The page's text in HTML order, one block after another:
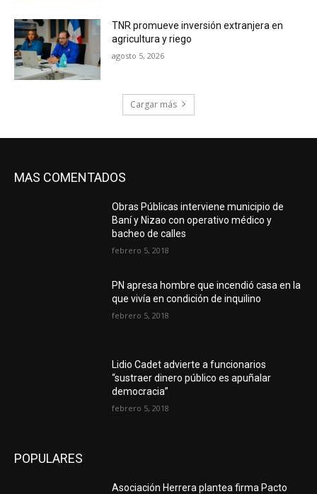
TNR promueve inversión extranjera en
agricultura y riego
agosto 5, 2026
Cargar más
MAS COMENTADOS
Obras Públicas interviene municipio de
Baní y Nizao con operativo médico y
bacheo de calles
febrero 5, 2018
PN apresa hombre que incendió casa en la
que vivía en condición de inquilino
febrero 5, 2018
Lidio Cadet advierte a funcionarios
“sustraer dinero público es apuñalar
democracia”
febrero 5, 2018
POPULARES
Asociación Herrera plantea firma Pacto